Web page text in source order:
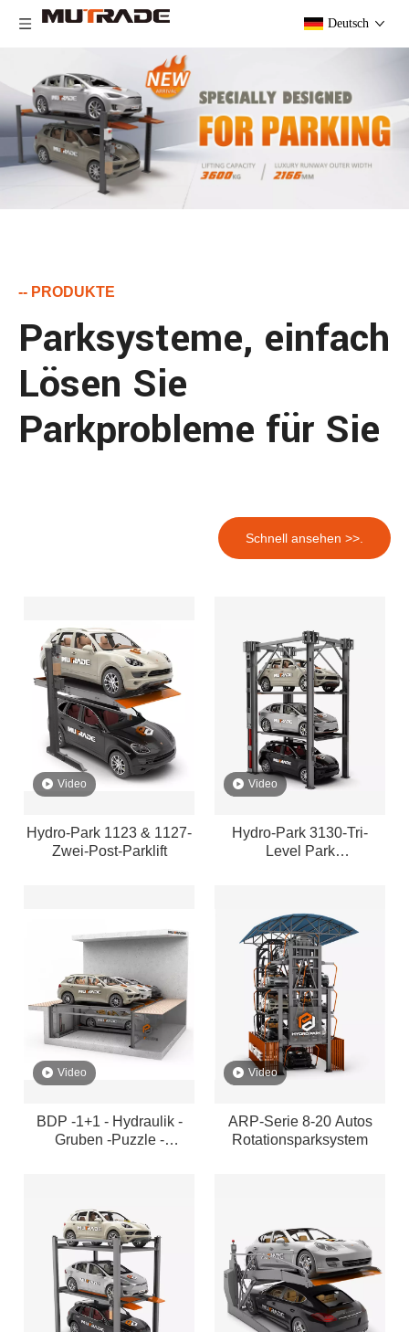
Deutsch
-- PRODUKTE
Parksysteme, einfach
Lösen Sie
Parkprobleme für Sie
Schnell ansehen >>.
Video
Hydro-Park 1123 & 1127-
Zwei-Post-Parklift
Video
Hydro-Park 3130-Tri-
Level Park
Video
BDP -1+1 - Hydraulik -
Gruben -Puzzle -
Video
ARP-Serie 8-20 Autos
Rotationsparksystem